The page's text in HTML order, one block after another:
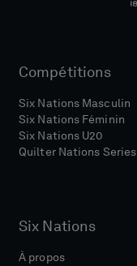
Compétitions
Six Nations Masculin
Six Nations Féminin
Six Nations U20
Quilter Nations Series
Six Nations
À propos